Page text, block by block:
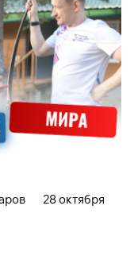
28 октября